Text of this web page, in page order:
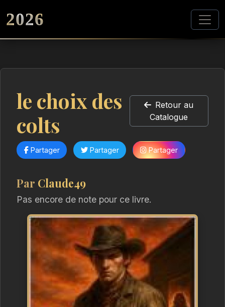
2026
le choix des
colts
Retour au
Catalogue
Partager Partager Partager
Par Claude49
Pas encore de note pour ce livre.